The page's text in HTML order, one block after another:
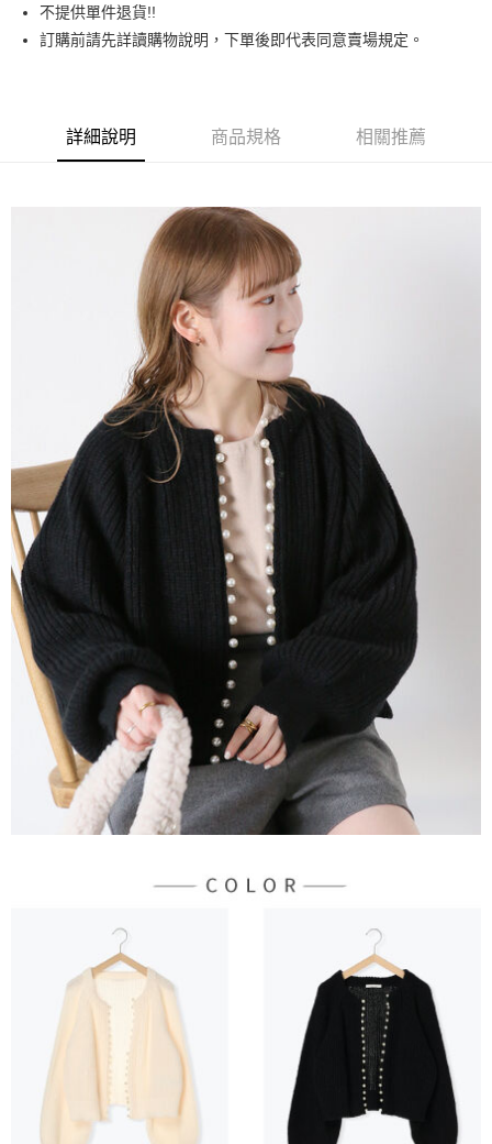
元大商業銀行
玉山商業銀行
星展（台灣）商業銀行
悠遊付
相關說明
【大哥付你分期使用說明】
流程，驗證手機門號後，選擇欲分期的期數、繳款截止日，確認付款後即完
3.實際核准額度、可分期數及費用金額請依後續交易確認頁面所載為準。
4.訂單成立30分鐘內，如未前往確認交易或遇審核未通過，訂單將自動取
消。如遇「轉專審核」未通過狀況，表示未達大哥付你分期系統評分，恕無
1.分期款項不併入電信帳單，「大哥付你分期」於每月結算日後寄送繳費提
2.透過簡訊連結打開帳單後，可選擇「超商條碼／台灣大直營門市／銀行轉
帳／街口支付／iPASS MONEY」等通路繳費。
【注意事項】
1.本服務係由「台灣大哥大股份有限公司」（以下簡稱本公司）所提供，讓
用戶於交易時，得透過本服務購買商品或服務，並由商店將買賣／分期付款
買賣價金債權讓與本公司後，依約使用本公司帳單繳交帳款。
2.基於同意付款使用「大哥付你分期」之契約關係目的，商店將以您的個人
資料（包含姓名、電話或地址）提供予台灣大哥大進項蒐集、處理及利用，
由本公司與您本人進行分期帳單所需資料之確認、核對及更正。
3.完整用戶服務條款，請詳閱以下連結：https://oppay.tw/userRule
AFTEE先享後付
【關於「AFTEE先享後付」】
AFTEE先享後付是「在收到商品之後才付款」的支付方式。 讓您購物簡單
１．簡單：不需註冊會員、不需綁卡、不需儲值。
２．便利：只要手機號碼，簡訊認證，即可結帳。
３．安心：先確認商品／服務後，再付款。
【「AFTEE先享後付」結帳流程】
１．於結帳方式選擇「AFTEE先享後付」後，將跳轉至「AFTEE先享後付」
結帳頁面，進行簡訊認證並確認金額後，即可完成結帳。
２．訂單成立數日內，您將收到繳費通知簡訊。
３．收到繳費通知簡訊後14天內，點擊此簡訊中的連結，可透過四大超商／
ATM／網路銀行／等多元方式進行付款，方視為交易完成。
※ 請注意：結帳手續完成當下不需立刻繳費，但若您需要取消訂單，請聯絡
購買商品的店家。未經商家同意取消之訂單仍視為有效，需透過AFTEE先享
後付繳納相關費用。
※ 交易是否成功請以「AFTEE先享後付 」之結帳頁面顯示為準，若有關於
是否繳費成功／繳費後需取消欲退款等相關疑問，請聯繫「AFTEE先享後付
https://netprotections.freshdesk.com/support/home
【注意事項】
１．透過由恩沛科技股份有限公司提供之「AFTEE先享後付」服務完成之交
易，需依本服務之必要範圍內提供個人資料，並將交易相關給付款項請求債
權轉讓予恩沛科技股份有限公司。
２．關於個人資料處理事宜，請瀏覽以下網址：
https://aftee.tw/terms/#terms3
３．未成年的使用者請事先徵得法定代理人或監護人之同意方可使用
「AFTEE先享後付」，若未經同意申辦者引起之損失，本公司不負相關責
任。
４．使用「AFTEE先享後付」時，將依據個別帳號之用戶狀況，依本公司即
時審查核予不同之上限額度；若仍有額度不足之情形，本公司將視審查結果
請求用戶進行身份認證。
每筆NT$60，滿NT$388(含以上)免運費
每筆NT$60，滿NT$388(含以上)免運費
萊爾富取貨付款
每筆NT$60，滿NT$888(含以上)免運費
萊爾富純取貨
每筆NT$60，滿NT$888(含以上)免運費
7-11取貨付款
每筆NT$60，滿NT$888(含以上)免運費
7-11純取貨
每筆NT$60，滿NT$888(含以上)免運費
每筆NT$90，滿NT$888(含以上)免運費
不提供單件退貨!!
訂購前請先詳讀購物說明，下單後即代表同意賣場規定。
詳細說明 商品規格 相關推薦